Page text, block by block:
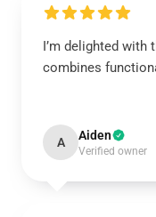
I’m delighted
combines
A Aiden
Verified owner